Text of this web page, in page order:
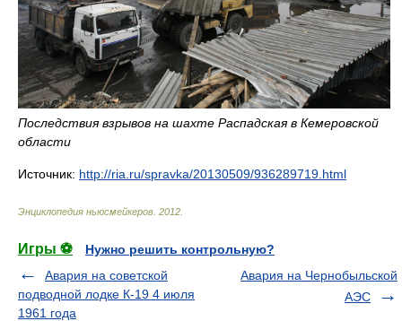
Последствия взрывов на шахте Распадская в Кемеровской
области
Источник: http://ria.ru/spravka/20130509/936289719.html
Энциклопедия ньюсмейкеров 2012
Игры ⚽
Нужно решить контрольную?
Авария на советской
подводной лодке К-19 4 июля
1961 года
Авария на Чернобыльской
АЭС